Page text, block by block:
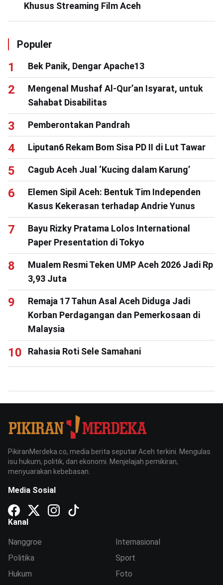
Khusus Streaming Film Aceh
Populer
Bek Panik, Dengar Apache13
Mengenal Mushaf Al-Qur’an Isyarat, untuk
Sahabat Disabilitas
Pemberontakan Pandrah
Liputan6 Rekam Bom Sisa PD II di Lut Tawar
Cagub Aceh Jual ‘Kucing dalam Karung’
Elemen Sipil Aceh: Bentuk Tim Independen
Kasus Kekerasan terhadap Andrie Yunus
Bayu Rizky Pratama Lolos International
Paper Presentation di Tokyo
Mualem Resmi Teken UMP Aceh 2026 Jadi Rp
3,93 Juta
Remaja 17 Tahun Asal Aceh Diduga Jadi
Korban Perdagangan dan Pemerkosaan di
Malaysia
Rahasia Roti Sele Samahani
PikiranMerdeka.co, media berita seputar Aceh terkini. Mengulas
isu hukum, politik, dan ekonomi. Menjelajah pemikiran,
menyuarakan kebebasan.
Media Sosial
Kanal
Nanggroe
Politika
Hukum
Internasional
Sport
Foto